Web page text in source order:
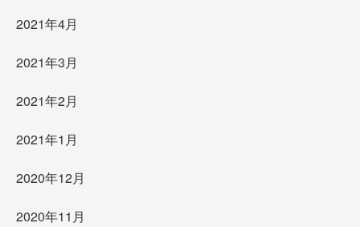
2021年4月
2021年3月
2021年2月
2021年1月
2020年12月
2020年11月